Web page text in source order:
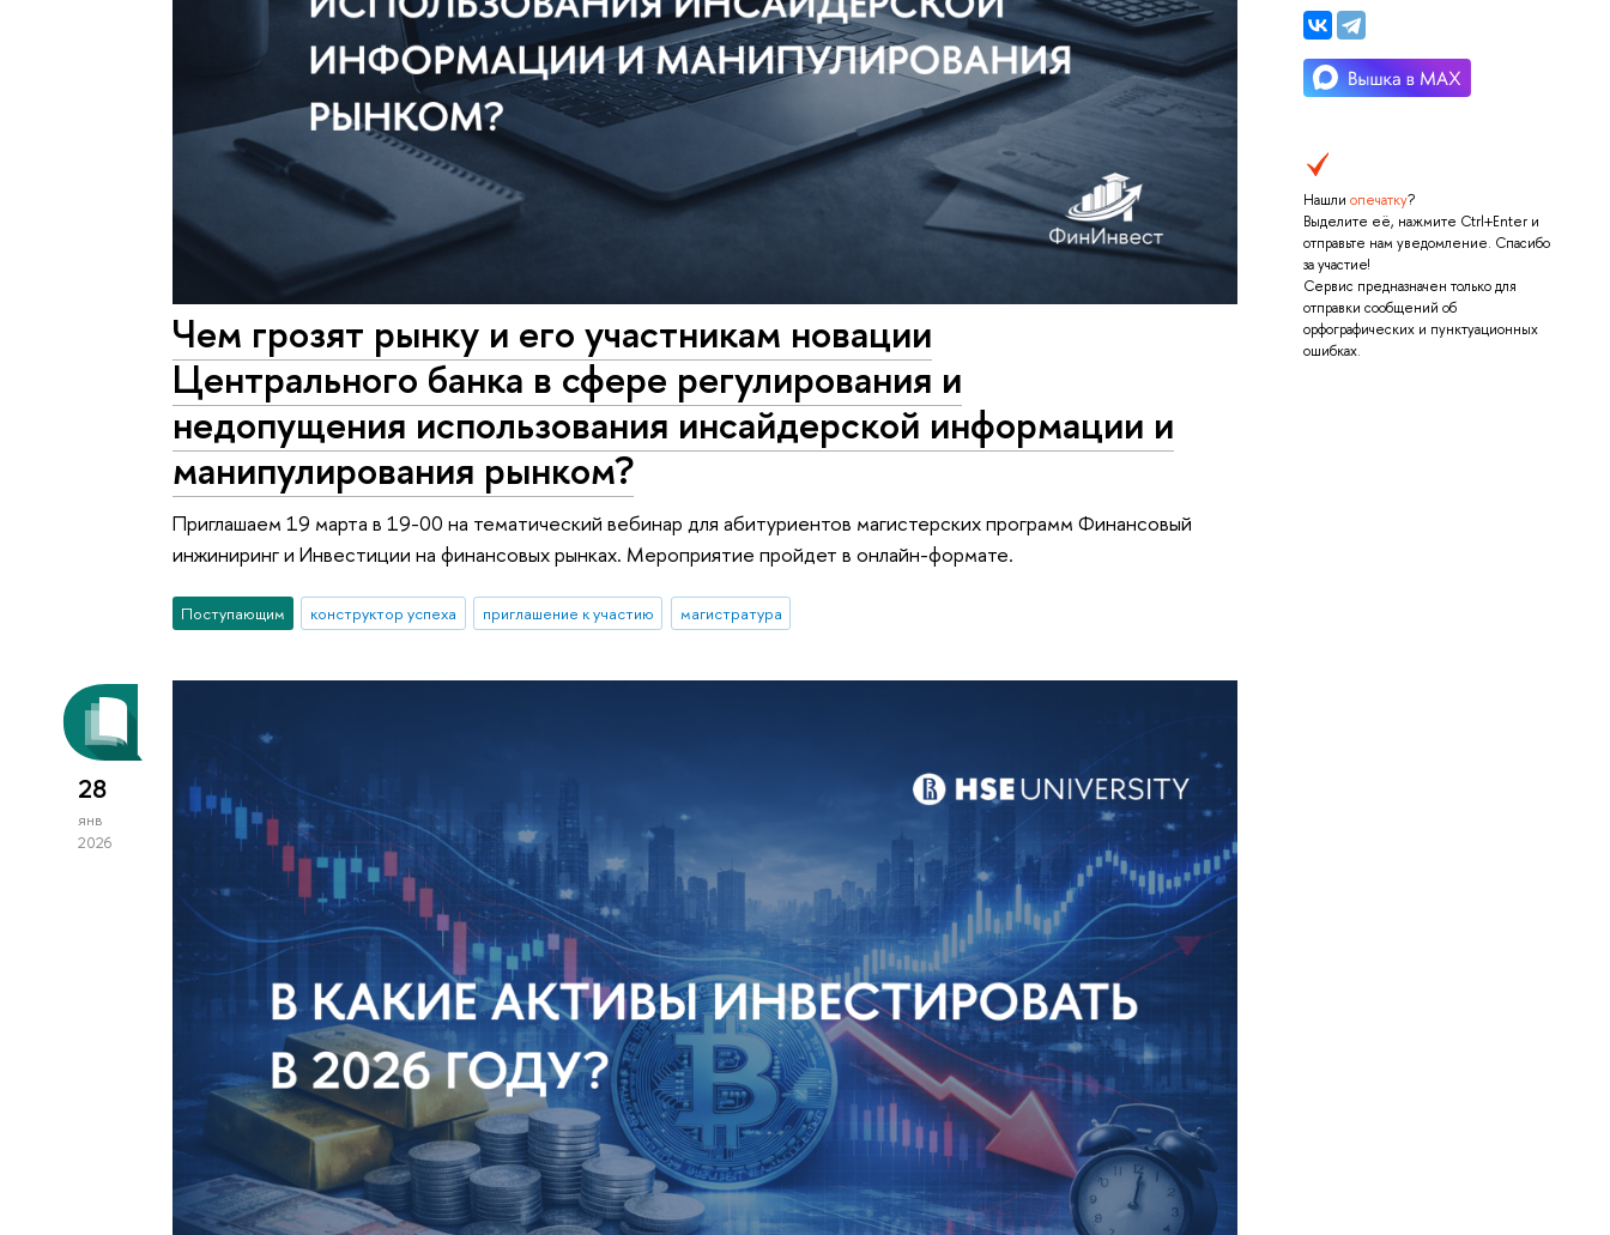
Нашли опечатку?
Выделите её, нажмите Ctrl+Enter и
отправьте нам уведомление. Спасибо
за участие!
Сервис предназначен только для
отправки сообщений об
орфографических и пунктуационных
ошибках.
Чем грозят рынку и его участникам новации
Центрального банка в сфере регулирования и
недопущения использования инсайдерской информации и
манипулирования рынком?
Приглашаем 19 марта в 19-00 на тематический вебинар для абитуриентов магистерских программ Финансовый
инжиниринг и Инвестиции на финансовых рынках. Мероприятие пройдет в онлайн-формате.
Поступающим конструктор успеха приглашение к участию магистратура
28
янв
2026